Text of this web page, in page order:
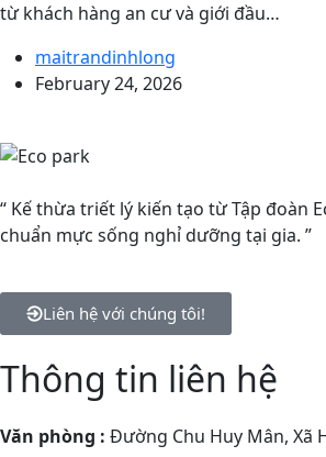
từ khách hàng an cư và giới đầu…
maitrandinhlong
February 24, 2026
“ Kế thừa triết lý kiến tạo từ Tập đoàn
chuẩn mực sống nghỉ dưỡng tại gia. ”
Liên hệ với chúng tôi!
Thông tin liên hệ
Văn phòng : Đường Chu Huy Mân, Xã